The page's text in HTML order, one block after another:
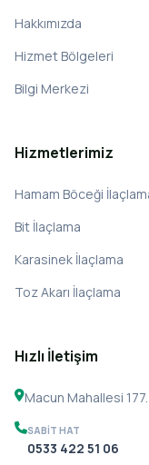
Hakkımızda
Hizmet Bölgeleri
Bilgi Merkezi
Hizmetlerimiz
Hamam Böceği
Bit İlaçlama
Karasinek İlaçlama
Toz Akarı İlaçlama
Hızlı İletişim
Macun Mahallesi
SABIT HAT
0533 422 51 06